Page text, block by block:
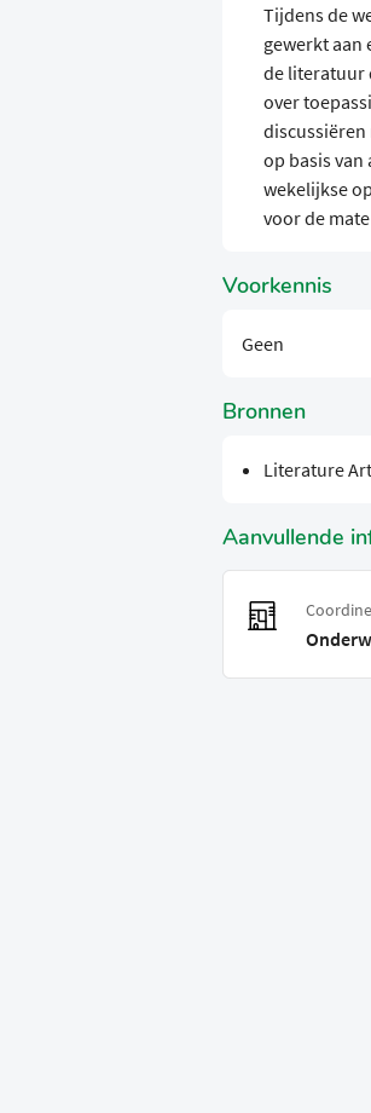
Tijdens de
gewerkt aan
de literatuur
over
op basis van
wekelijkse
voor de
Voorkennis
Geen
Bronnen
Literature
Aanvullende